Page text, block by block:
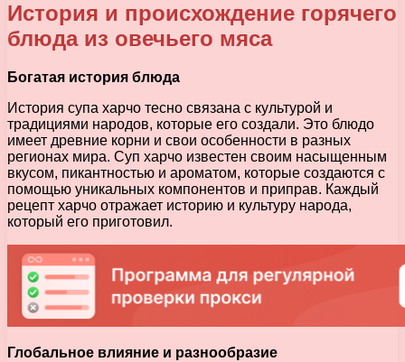
История и происхождение горячего
блюда из овечьего мяса
Богатая история блюда
История супа харчо тесно связана с культурой и
традициями народов, которые его создали. Это блюдо
имеет древние корни и свои особенности в разных
регионах мира. Суп харчо известен своим насыщенным
вкусом, пикантностью и ароматом, которые создаются с
помощью уникальных компонентов и приправ. Каждый
рецепт харчо отражает историю и культуру народа,
который его приготовил.
Глобальное влияние и разнообразие